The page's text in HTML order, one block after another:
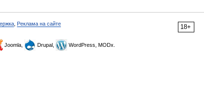
18+
Реклама на сайте
Joomla, Drupal, WordPress, MODx.